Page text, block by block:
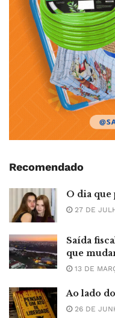
Recomendado
O dia que
27 DE
Saída
que
13 DE
Ao lado
26 DE